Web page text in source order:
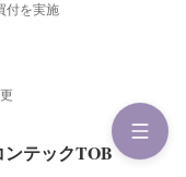
付を実施
テックTOB